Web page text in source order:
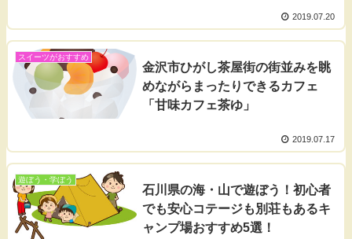
2019.07.20
スイーツがおすすめ
金沢市ひがし茶屋街の街並みを眺
めながらまったりできるカフェ
「甘味カフェ茶ゆ」
2019.07.17
遊ぼう・学ぼう
石川県の海・山で遊ぼう！初心者
でも安心コテージも別荘もあるキ
ャンプ場おすすめ5選！